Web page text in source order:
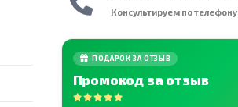
Консультируем по телефону
ПОДАРОК ЗА ОТЗЫВ
Промокод за отзыв